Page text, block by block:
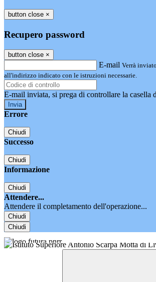
button close ×
Recupero password
button close ×
E-mail Verrà
all'indirizzo indicato con le istruzioni necessarie.
E-mail inviata, si prega di controllare la casella
Errore
Chiudi
Successo
Chiudi
Informazione
Chiudi
Attendere...
Attendere il completamento dell'operazione...
Chiudi
Chiudi